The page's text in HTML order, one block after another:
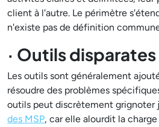
client à l'autre. Le périmètre
n'existe pas de définition
· Outils disparates
Les outils sont généralement
résoudre des problèmes
outils peut discrètement grignoter
des MSP, car elle alourdit la